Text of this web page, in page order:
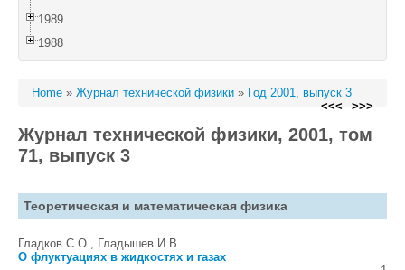
1989
1988
Home » Журнал технической физики » Год 2001, выпуск 3
<<<
>>>
Журнал технической физики, 2001, том
71, выпуск 3
Теоретическая и математическая физика
Гладков С.О., Гладышев И.В.
О флуктуациях в жидкостях и газах